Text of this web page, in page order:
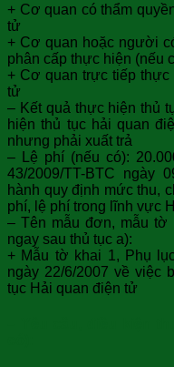
+ Cơ quan có thẩm
tử
+ Cơ quan hoặc người
phân cấp thực hiện (nếu
+ Cơ quan trực tiếp
tử
– Kết quả thực hiện thủ
hiện thủ tục hải quan
nhưng phải xuất trả
– Lệ phí (nếu có):
43/2009/TT-BTC ngày
hành quy định mức thu,
phí, lệ phí trong lĩnh vực
– Tên mẫu đơn, mẫu tờ
ngay sau thủ tục a):
+ Mẫu tờ khai 1, Phụ
ngày 22/6/2007 về việc
tục Hải quan điện tử